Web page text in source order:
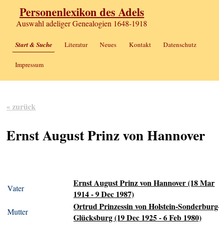
Personenlexikon des Adels
Auswahl adeliger Genealogien 1648-1918
Start & Suche Literatur Neues Kontakt Datenschutz
Impressum
« zurück
Ernst August Prinz von Hannover
Vater
Ernst August Prinz von Hannover (18 Mar
1914 - 9 Dec 1987)
Mutter
Ortrud Prinzessin von Holstein-
Glücksburg (19 Dec 1925 - 6 Feb 1980)